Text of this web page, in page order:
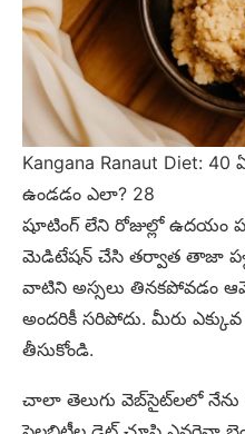
Kangana Ranaut Diet:
ఉండడం ఎలా? 28
షూటింగ్ లేని రోజుల్లో
మెడిటేషన్ చేసి తర్వాత తాజా
వాటిని అస్సలు తినకపోవడం
అందరికీ సరిపోదు. మీరు
తీసుకోండి.
చాలా తెలుగు వెబ్‌సైట్‌లలో